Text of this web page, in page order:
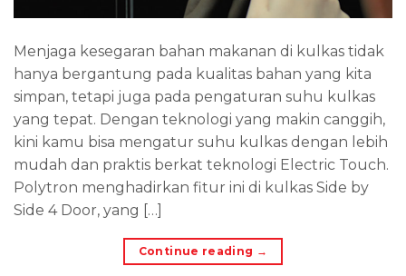
Menjaga kesegaran bahan makanan di kulkas tidak
hanya bergantung pada kualitas bahan yang kita
simpan, tetapi juga pada pengaturan suhu kulkas
yang tepat. Dengan teknologi yang makin canggih,
kini kamu bisa mengatur suhu kulkas dengan lebih
mudah dan praktis berkat teknologi Electric Touch.
Polytron menghadirkan fitur ini di kulkas Side by
Side 4 Door, yang […]
Continue reading →